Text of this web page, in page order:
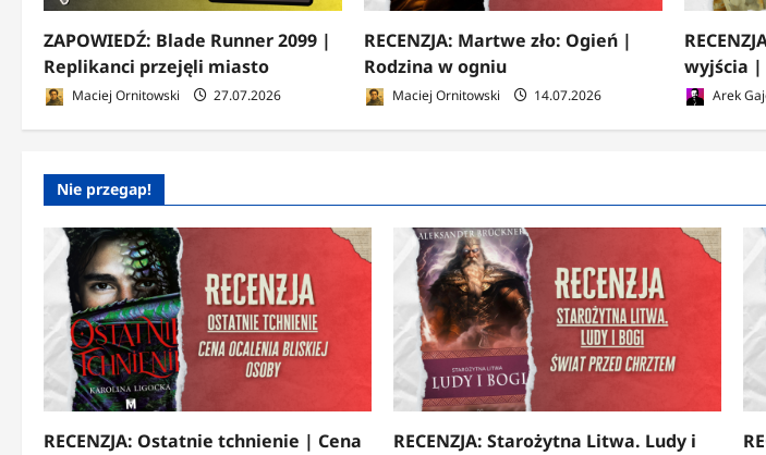
ZAPOWIEDŹ: Blade Runner 2099 |
Replikanci przejęli miasto
Maciej Ornitowski 27.07.2026
RECENZJA: Martwe zło: Ogień |
Rodzina w ogniu
Maciej Ornitowski 14.07.2026
wyjścia |
Arek
Nie przegap!
RECENZJA: Ostatnie tchnienie | Cena RECENZJA: Starożytna Litwa. Ludy i